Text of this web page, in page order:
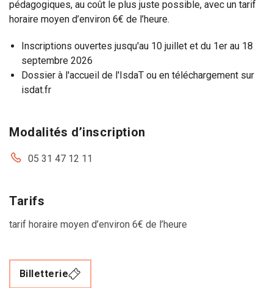
pédagogiques, au coût le plus juste possible, avec un tarif
horaire moyen d’environ 6€ de l’heure.
Inscriptions ouvertes jusqu'au 10 juillet et du 1er au 18
septembre 2026
Dossier à l'accueil de l'IsdaT ou en téléchargement sur
isdat.fr
Modalités d’inscription
05 31 47 12 11
Tarifs
tarif horaire moyen d’environ 6€ de l’heure
Billetterie